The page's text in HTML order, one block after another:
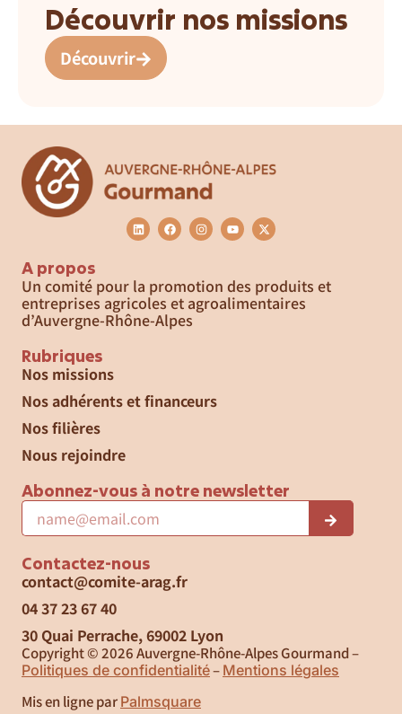
Découvrir nos missions
Découvrir
A propos
Un comité pour la promotion des produits et
entreprises agricoles et agroalimentaires
d’Auvergne-Rhône-Alpes
Rubriques
Nos missions
Nos adhérents et financeurs
Nos filières
Nous rejoindre
Abonnez-vous à notre newsletter
Contactez-nous
contact@comite-arag.fr
04 37 23 67 40
30 Quai Perrache, 69002 Lyon
Copyright © 2026 Auvergne-Rhône-Alpes Gourmand –
Politiques de confidentialité– Mentions légales
Mis en ligne par Palmsquare